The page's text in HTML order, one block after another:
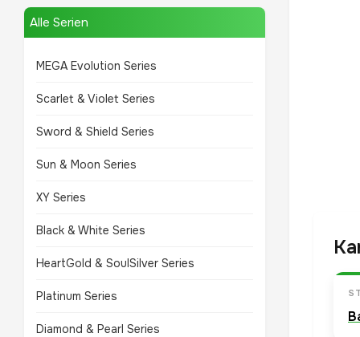
Alle Serien
MEGA Evolution Series
Scarlet & Violet Series
Sword & Shield Series
Sun & Moon Series
XY Series
Black & White Series
HeartGold & SoulSilver Series
Platinum Series
Diamond & Pearl Series